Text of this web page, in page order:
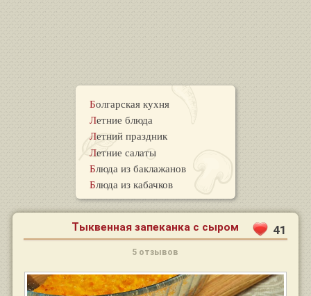
Болгарская кухня
Летние блюда
Летний праздник
Летние салаты
Блюда из баклажанов
Блюда из кабачков
Тыквенная запеканка с сыром 41
5 отзывов